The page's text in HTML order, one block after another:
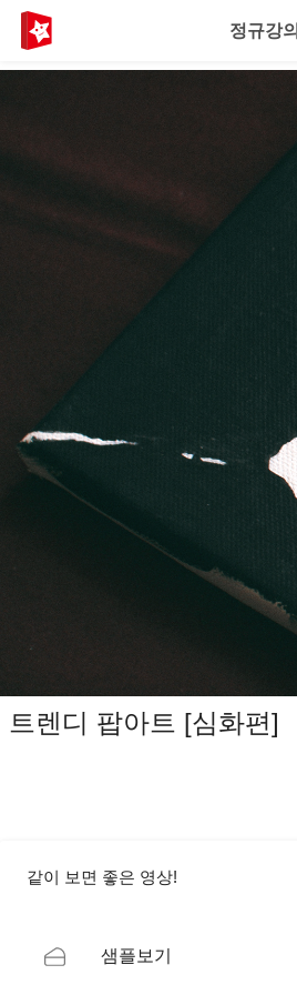
정규강의
트렌디 팝아트 [심화편]
같이 보면 좋은 영상!
샘플보기